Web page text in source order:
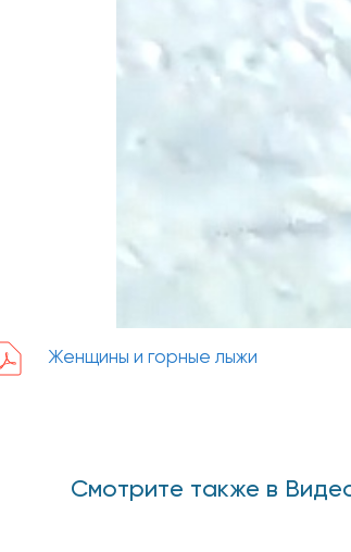
Женщины и горные лыжи
Смотрите также в